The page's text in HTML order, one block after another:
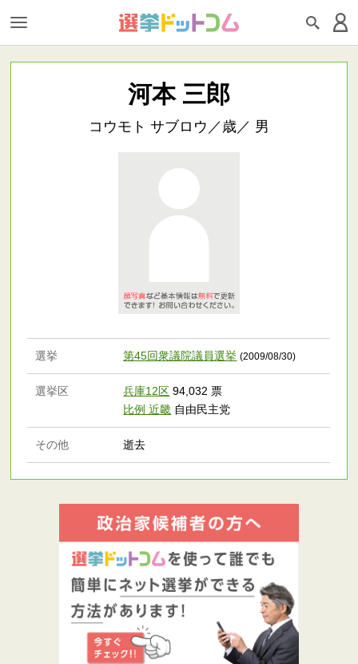
河本 三郎
コウモト サブロウ／歳／ 男
選挙 第45回衆議院議員選挙 (2009/08/30)
選挙区 兵庫12区 94,032 票
比例 近畿 自由民主党
その他 逝去